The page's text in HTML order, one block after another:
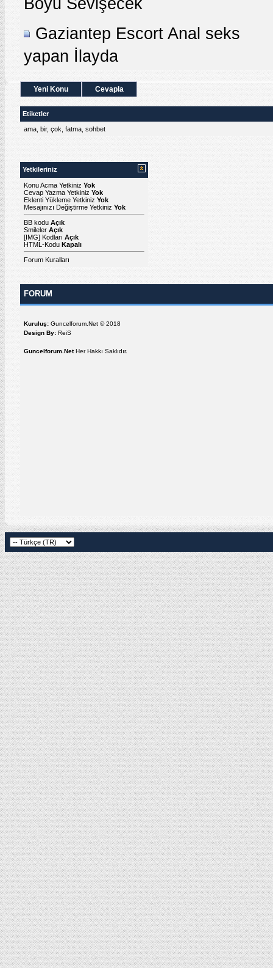
Gaziantep Escort Anal seks
yapan İlayda
Yeni Konu Cevapla
Etiketler
ama bir, çok fatma sohbet
Yetkileriniz
Konu Acma Yetkiniz Yok
Cevap Yazma Yetkiniz Yok
Eklenti Yükleme Yetkiniz Yok
Mesajınızı Değiştirme Yetkiniz Yok
BB kodu Açık
Smileler Açık
[IMG] Kodları Açık
HTML-Kodu Kapalı
Forum Kuralları
FORUM
Kuruluş: Guncelforum.Net © 2018
Design By: ReiS
Guncelforum.NetHer Hakkı Saklıdır.